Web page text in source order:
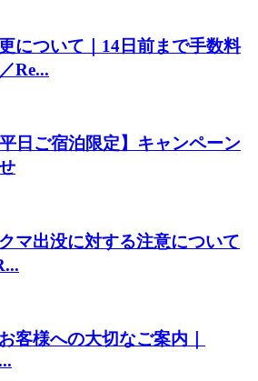
について｜14日前まで手数料
Re...
平日ご宿泊限定】キャンペーン
マ出没に対する注意について
客様への大切なご案内｜